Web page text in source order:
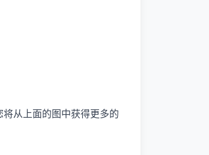
从上面的图中获得更多的